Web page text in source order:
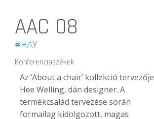
AAC 08
#HAY
Konferenciaszékek
Az ‘About a chair’ kollekció tervezője
Hee Welling, dán designer. A
termékcsalád tervezése során
formailag kidolgozott, magas